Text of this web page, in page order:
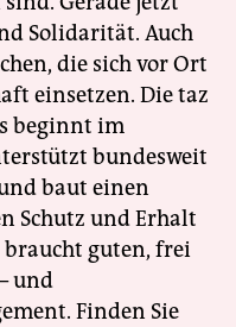
Solidarität. Auch
die sich vor Ort
einsetzen. Die taz
beginnt im
bundesweit
baut einen
Schutz und Erhalt
braucht guten, frei
und
Finden Sie